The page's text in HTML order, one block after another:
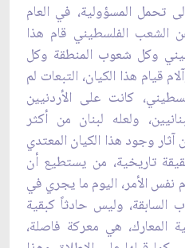
تحمل ‏المسؤولية، في العام
عن الشعب الفلسطيني قام هذا
‏وكل شعوب المنطقة وكل
قيام هذا الكيان، التبعات لم
كانت على الأردنيين
ولعله لبنان من أكثر
وجود هذا الكيان المعتدي
تاريخية، من ‏يستطيع أن
نفس الأمر، اليوم ما يجري في
وليس حادثاً كبقية
المعارك، هي معركة فاصلة،